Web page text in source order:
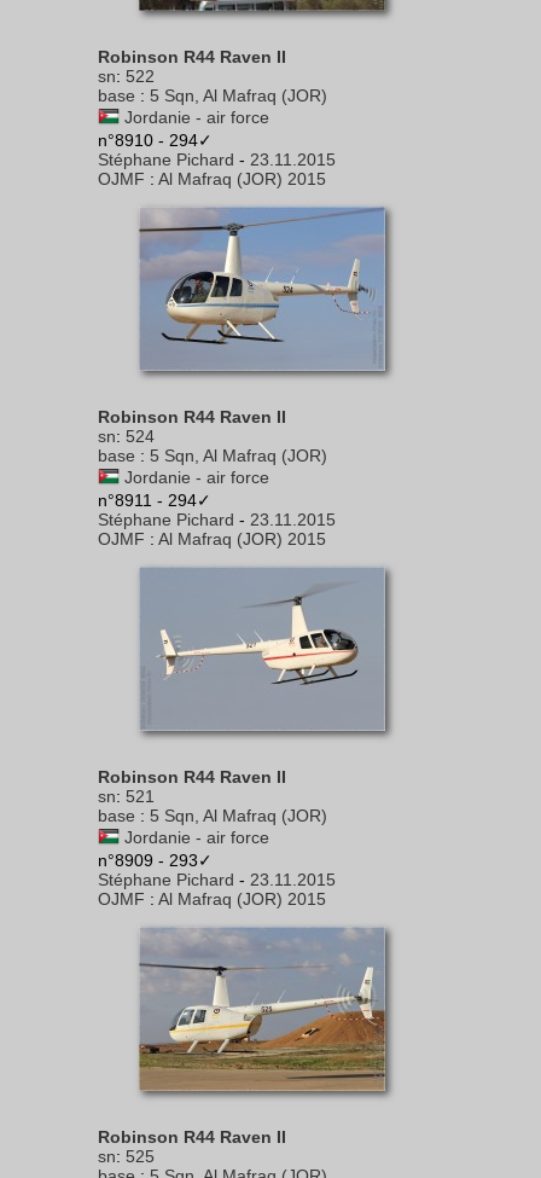
Robinson R44 Raven II
sn: 522
base : 5 Sqn, Al Mafraq (JOR)
Jordanie - air force
n°8910 - 294✓
Stéphane Pichard - 23.11.2015
OJMF : Al Mafraq (JOR) 2015
Robinson R44 Raven II
sn: 524
base : 5 Sqn, Al Mafraq (JOR)
Jordanie - air force
n°8911 - 294✓
Stéphane Pichard - 23.11.2015
OJMF : Al Mafraq (JOR) 2015
Robinson R44 Raven II
sn: 521
base : 5 Sqn, Al Mafraq (JOR)
Jordanie - air force
n°8909 - 293✓
Stéphane Pichard - 23.11.2015
OJMF : Al Mafraq (JOR) 2015
Robinson R44 Raven II
sn: 525